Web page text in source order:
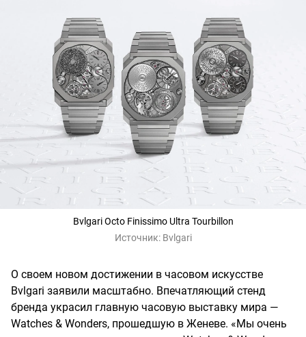
Bvlgari Octo Finissimo Ultra Tourbillon
Источник: Bvlgari
О своем новом достижении в часовом искусстве
Bvlgari заявили масштабно. Впечатляющий стенд
бренда украсил главную часовую выставку мира —
Watches & Wonders, прошедшую в Женеве. «Мы очень